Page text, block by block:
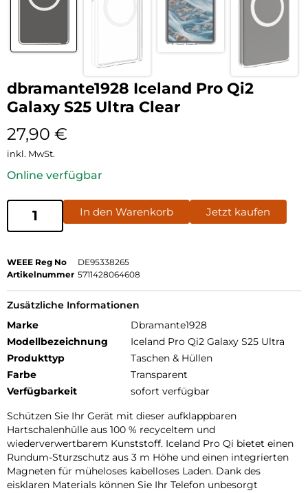
dbramante1928 Iceland Pro Qi2
Galaxy S25 Ultra Clear
27,90 €
inkl. MwSt.
Online verfügbar
In den Warenkorb Jetzt kaufen
WEEE Reg No
DE95338265
Artikelnummer 5711428064608
Zusätzliche Informationen
Marke
Dbramante1928
Modellbezeichnung
Iceland Pro Qi2 Galaxy S25 Ultra
Produkttyp
Taschen & Hüllen
Farbe
Transparent
Verfügbarkeit
sofort verfügbar
Schützen Sie Ihr Gerät mit dieser aufklappbaren
Hartschalenhülle aus 100 % recyceltem und
wiederverwertbarem Kunststoff. Iceland Pro Qi bietet einen
Rundum-Sturzschutz aus 3 m Höhe und einen integrierten
Magneten für müheloses kabelloses Laden. Dank des
eisklaren Materials können Sie Ihr Telefon unbesorgt